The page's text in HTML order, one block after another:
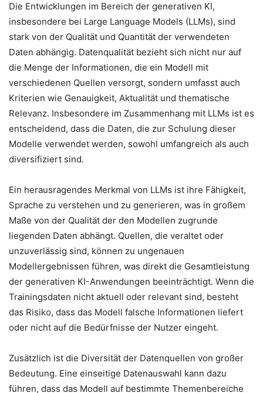
Die Entwicklungen im Bereich der generativen KI,
insbesondere bei Large Language Models (LLMs), sind
stark von der Qualität und Quantität der verwendeten
Daten abhängig. Datenqualität bezieht sich nicht nur auf
die Menge der Informationen, die ein Modell mit
verschiedenen Quellen versorgt, sondern umfasst auch
Kriterien wie Genauigkeit, Aktualität und thematische
Relevanz. Insbesondere im Zusammenhang mit LLMs ist es
entscheidend, dass die Daten, die zur Schulung dieser
Modelle verwendet werden, sowohl umfangreich als auch
diversifiziert sind.
Ein herausragendes Merkmal von LLMs ist ihre Fähigkeit,
Sprache zu verstehen und zu generieren, was in großem
Maße von der Qualität der den Modellen zugrunde
liegenden Daten abhängt. Quellen, die veraltet oder
unzuverlässig sind, können zu ungenauen
Modellergebnissen führen, was direkt die Gesamtleistung
der generativen KI-Anwendungen beeinträchtigt. Wenn die
Trainingsdaten nicht aktuell oder relevant sind, besteht
das Risiko, dass das Modell falsche Informationen liefert
oder nicht auf die Bedürfnisse der Nutzer eingeht.
Zusätzlich ist die Diversität der Datenquellen von großer
Bedeutung. Eine einseitige Datenauswahl kann dazu
führen, dass das Modell auf bestimmte Themenbereiche